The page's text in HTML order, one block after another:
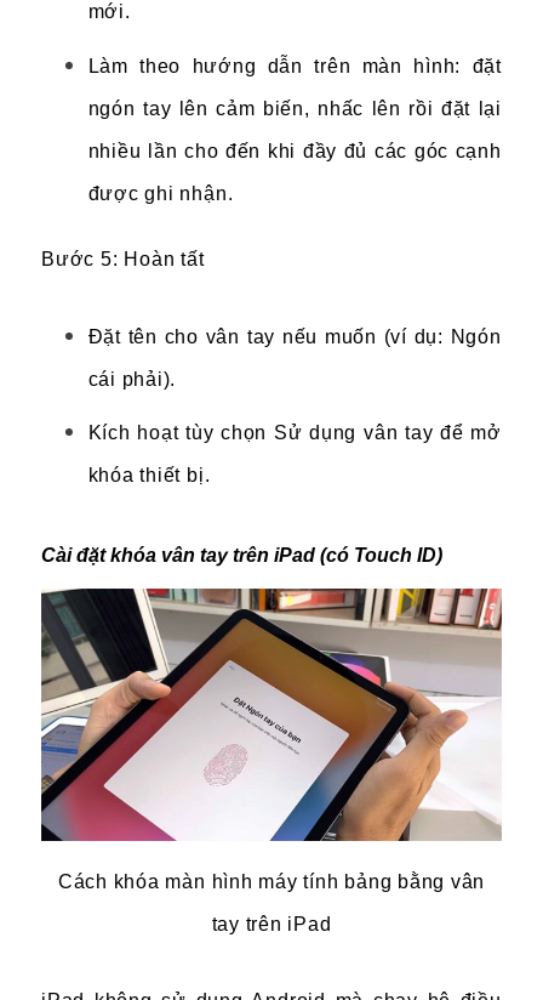
mới.
Làm theo hướng dẫn trên màn hình: đặt
ngón tay lên cảm biến, nhấc lên rồi đặt lại
nhiều lần cho đến khi đầy đủ các góc cạnh
được ghi nhận.
Bước 5: Hoàn tất
Đặt tên cho vân tay nếu muốn (ví dụ: Ngón
cái phải).
Kích hoạt tùy chọn Sử dụng vân tay để mở
khóa thiết bị.
Cài đặt khóa vân tay trên iPad (có Touch ID)
Cách khóa màn hình máy tính bảng bằng vân
tay trên iPad